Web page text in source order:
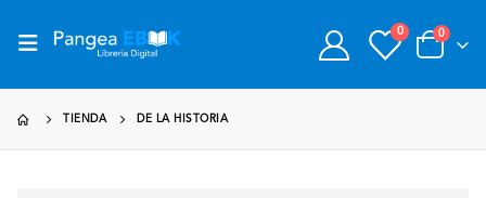
0 0
TIENDA DE LA HISTORIA